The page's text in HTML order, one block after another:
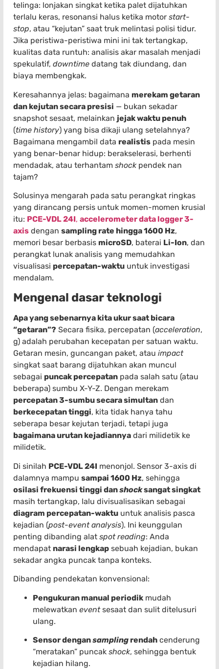
telinga: lonjakan singkat ketika palet dijatuhkan
terlalu keras, resonansi halus ketika motor start-
stop, atau “kejutan” saat truk melintasi polisi tidur.
Jika peristiwa-peristiwa mini ini tak tertangkap,
kualitas data runtuh: analisis akar masalah menjadi
spekulatif, downtime datang tak diundang, dan
biaya membengkak.
Keresahannya jelas: bagaimana merekam getaran
dan kejutan secara presisi — bukan sekadar
snapshot sesaat, melainkan jejak waktu penuh
(time history) yang bisa dikaji ulang setelahnya?
Bagaimana mengambil data realistis pada mesin
yang benar-benar hidup: berakselerasi, berhenti
mendadak, atau terhantam shock pendek nan
tajam?
Solusinya mengarah pada satu perangkat ringkas
yang dirancang persis untuk momen-momen krusial
itu: PCE-VDL 24I, accelerometer data logger 3-
axis dengan sampling rate hingga 1600 Hz,
memori besar berbasis microSD, baterai Li-Ion, dan
perangkat lunak analisis yang memudahkan
visualisasi percepatan-waktu untuk investigasi
mendalam.
Mengenal dasar teknologi
Apa yang sebenarnya kita ukur saat bicara
“getaran”? Secara fisika, percepatan (acceleration,
g) adalah perubahan kecepatan per satuan waktu.
Getaran mesin, guncangan paket, atau impact
singkat saat barang dijatuhkan akan muncul
sebagai puncak percepatan pada salah satu (atau
beberapa) sumbu X-Y-Z. Dengan merekam
percepatan 3-sumbu secara simultan dan
berkecepatan tinggi, kita tidak hanya tahu
seberapa besar kejutan terjadi, tetapi juga
bagaimana urutan kejadiannya dari milidetik ke
milidetik.
Di sinilah PCE-VDL 24I menonjol. Sensor 3-axis di
dalamnya mampu sampai 1600 Hz, sehingga
osilasi frekuensi tinggi danshocksangat singkat
masih tertangkap, lalu divisualisasikan sebagai
diagram percepatan-waktu untuk analisis pasca
kejadian (post-event analysis). Ini keunggulan
penting dibanding alat spot reading: Anda
mendapat narasi lengkap sebuah kejadian, bukan
sekadar angka puncak tanpa konteks.
Dibanding pendekatan konvensional:
Pengukuran manual periodik mudah
melewatkan eventsesaat dan sulit ditelusuri
ulang.
Sensor dengansampling rendah cenderung
“meratakan” puncak shock, sehingga bentuk
kejadian hilang.